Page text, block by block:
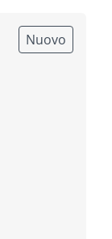
Nuovo